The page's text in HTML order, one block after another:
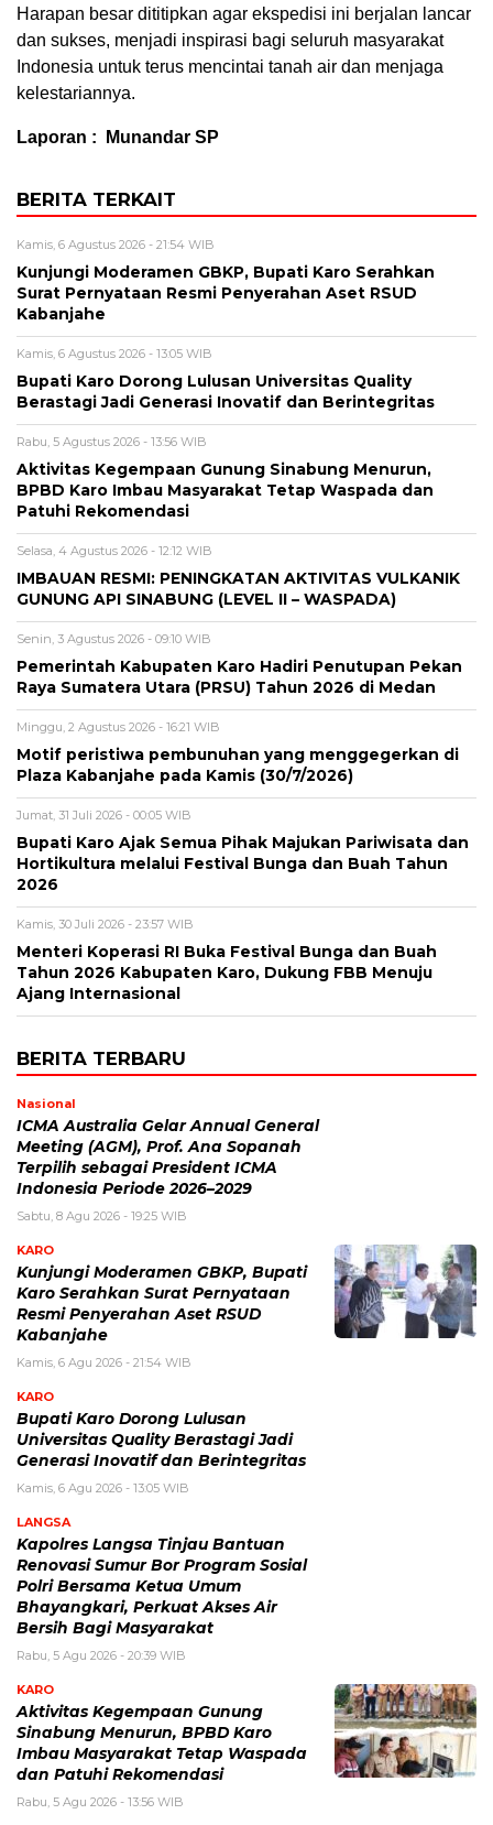
Harapan besar dititipkan agar ekspedisi ini berjalan lancar
dan sukses, menjadi inspirasi bagi seluruh masyarakat
Indonesia untuk terus mencintai tanah air dan menjaga
kelestariannya.
Laporan : Munandar SP
BERITA TERKAIT
Kamis, 6 Agustus 2026 - 21:54 WIB
Kunjungi Moderamen GBKP, Bupati Karo Serahkan
Surat Pernyataan Resmi Penyerahan Aset RSUD
Kabanjahe
Kamis, 6 Agustus 2026 - 13:05 WIB
Bupati Karo Dorong Lulusan Universitas Quality
Berastagi Jadi Generasi Inovatif dan Berintegritas
Rabu, 5 Agustus 2026 - 13:56 WIB
Aktivitas Kegempaan Gunung Sinabung Menurun,
BPBD Karo Imbau Masyarakat Tetap Waspada dan
Patuhi Rekomendasi
Selasa, 4 Agustus 2026 - 12:12 WIB
IMBAUAN RESMI: PENINGKATAN AKTIVITAS VULKANIK
GUNUNG API SINABUNG (LEVEL II – WASPADA)
Senin, 3 Agustus 2026 - 09:10 WIB
Pemerintah Kabupaten Karo Hadiri Penutupan Pekan
Raya Sumatera Utara (PRSU) Tahun 2026 di Medan
Minggu, 2 Agustus 2026 - 16:21 WIB
Motif peristiwa pembunuhan yang menggegerkan di
Plaza Kabanjahe pada Kamis (30/7/2026)
Jumat, 31 Juli 2026 - 00:05 WIB
Bupati Karo Ajak Semua Pihak Majukan Pariwisata dan
Hortikultura melalui Festival Bunga dan Buah Tahun
2026
Kamis, 30 Juli 2026 - 23:57 WIB
Menteri Koperasi RI Buka Festival Bunga dan Buah
Tahun 2026 Kabupaten Karo, Dukung FBB Menuju
Ajang Internasional
BERITA TERBARU
Nasional
ICMA Australia Gelar Annual General
Meeting (AGM), Prof. Ana Sopanah
Terpilih sebagai President ICMA
Indonesia Periode 2026–2029
Sabtu, 8 Agu 2026 - 19:25 WIB
KARO
Kunjungi Moderamen GBKP, Bupati
Karo Serahkan Surat Pernyataan
Resmi Penyerahan Aset RSUD
Kabanjahe
Kamis, 6 Agu 2026 - 21:54 WIB
KARO
Bupati Karo Dorong Lulusan
Universitas Quality Berastagi Jadi
Generasi Inovatif dan Berintegritas
Kamis, 6 Agu 2026 - 13:05 WIB
LANGSA
Kapolres Langsa Tinjau Bantuan
Renovasi Sumur Bor Program Sosial
Polri Bersama Ketua Umum
Bhayangkari, Perkuat Akses Air
Bersih Bagi Masyarakat
Rabu, 5 Agu 2026 - 20:39 WIB
KARO
Aktivitas Kegempaan Gunung
Sinabung Menurun, BPBD Karo
Imbau Masyarakat Tetap Waspada
dan Patuhi Rekomendasi
Rabu, 5 Agu 2026 - 13:56 WIB